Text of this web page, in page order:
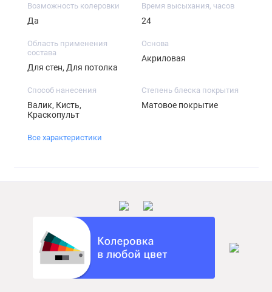
Возможность колеровки
Да
Время высыхания, часов
24
Область применения
состава
Для стен, Для потолка
Основа
Акриловая
Способ нанесения
Валик, Кисть,
Краскопульт
Степень блеска покрытия
Матовое покрытие
Все характеристики